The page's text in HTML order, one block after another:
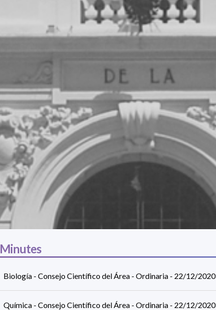
Minutes
Biología - Consejo Científico del Área - Ordinaria - 22/12/2020
Química - Consejo Científico del Área - Ordinaria - 22/12/2020